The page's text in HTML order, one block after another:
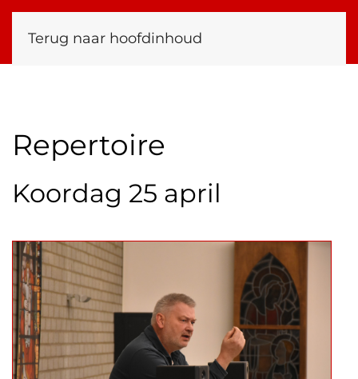
Terug naar hoofdinhoud
Repertoire
Koordag 25 april